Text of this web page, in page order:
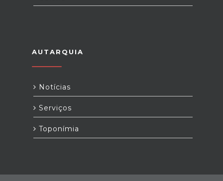
AUTARQUIA
Notícias
Serviços
Toponímia